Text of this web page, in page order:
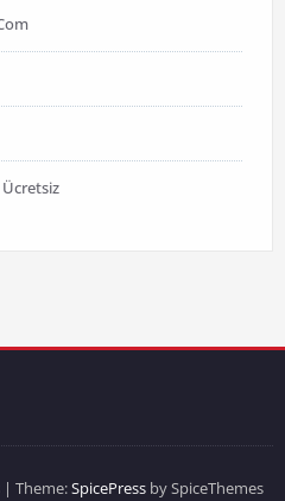
| Theme:SpicePressby SpiceThemes